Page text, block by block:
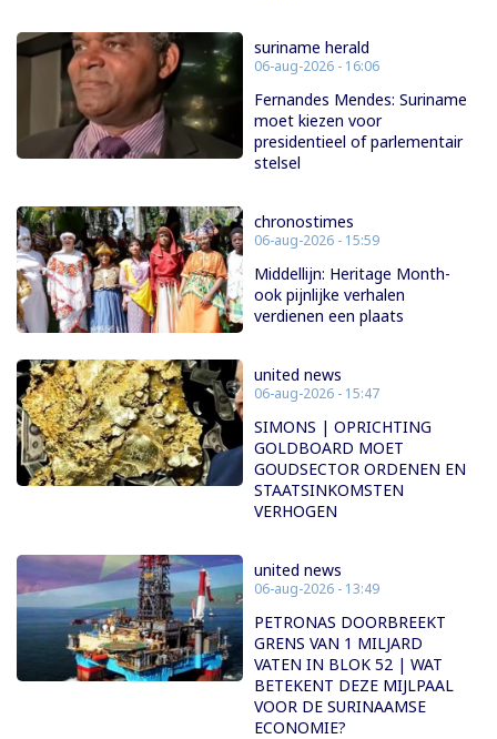
suriname herald
06-aug-2026 - 16:06
Fernandes Mendes: Suriname
moet kiezen voor
presidentieel of parlementair
stelsel
chronostimes
06-aug-2026 - 15:59
Middellijn: Heritage Month-
ook pijnlijke verhalen
verdienen een plaats
united news
06-aug-2026 - 15:47
SIMONS | OPRICHTING
GOLDBOARD MOET
GOUDSECTOR ORDENEN EN
STAATSINKOMSTEN
VERHOGEN
united news
06-aug-2026 - 13:49
PETRONAS DOORBREEKT
GRENS VAN 1 MILJARD
VATEN IN BLOK 52 | WAT
BETEKENT DEZE MIJLPAAL
VOOR DE SURINAAMSE
ECONOMIE?